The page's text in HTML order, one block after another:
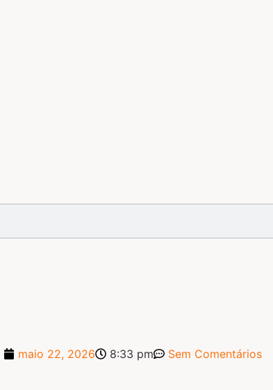
maio 22, 2026 8:33 pm Sem Comentários